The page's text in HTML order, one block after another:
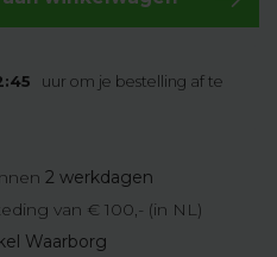
uur om je bestelling af te
2 werkdagen
van € 100,- (in NL)
Waarborg